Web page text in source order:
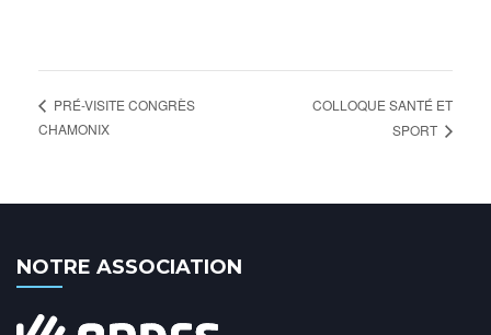
PRÉ-VISITE CONGRÈS
CHAMONIX
COLLOQUE SANTÉ ET
SPORT
NOTRE ASSOCIATION